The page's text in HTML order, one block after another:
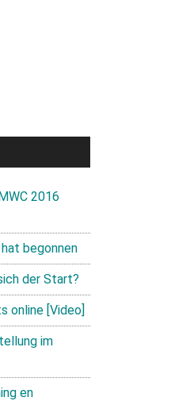
2016
begonnen
der Start?
online [Video]
im
en